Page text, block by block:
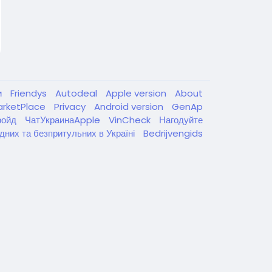
Friendys Autodeal Apple version
About
Privacy Android version
GenAp
ЧатУкраинаApple VinCheck
Нагодуйте
та безпритульних в Україні
Bedrijvengids